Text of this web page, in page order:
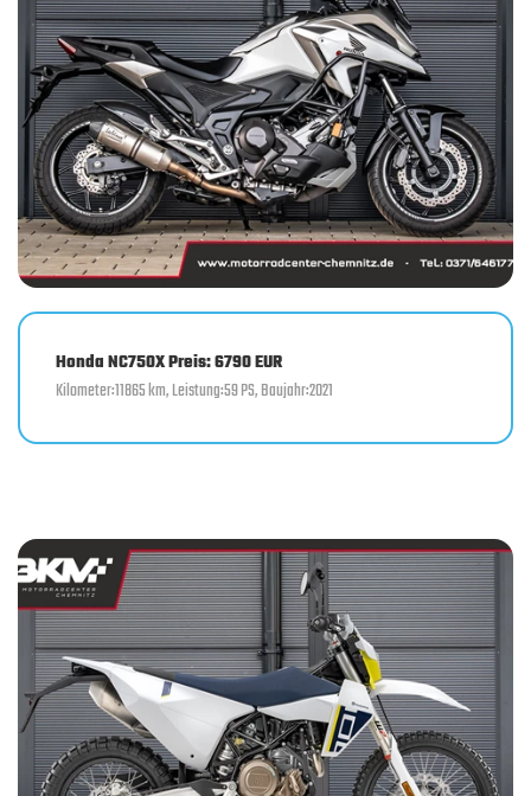
Honda NC750X Preis: 6790 EUR
Kilometer:11865 km, Leistung:59 PS, Baujahr:2021